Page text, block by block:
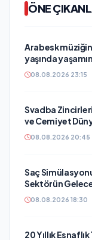
ÖNE
Arabesk
yaşında
08.08.2026 23:15
Svadba
ve Cemiyet
08.08.2026 20:45
Saç
Sektörün
08.08.2026 18:30
20 Yıllık